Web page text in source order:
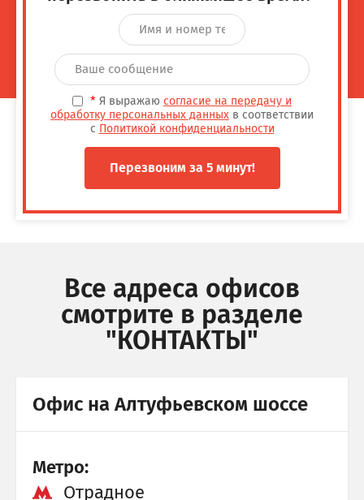
* Я выражаю согласие на передачу и
обработку персональных данных в соответствии
с Политикой конфиденциальности
Перезвоним за 5 минут!
Все адреса офисов
смотрите в разделе
"КОНТАКТЫ"
Офис на Алтуфьевском шоссе
Метро:
Отрадное